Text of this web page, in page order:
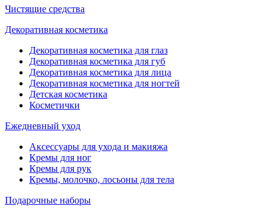
Чистящие средства
Декоративная косметика
Декоративная косметика для глаз
Декоративная косметика для губ
Декоративная косметика для лица
Декоративная косметика для ногтей
Детская косметика
Косметички
Ежедневный уход
Аксессуары для ухода и макияжа
Кремы для ног
Кремы для рук
Кремы, молочко, лосьоны для тела
Подарочные наборы